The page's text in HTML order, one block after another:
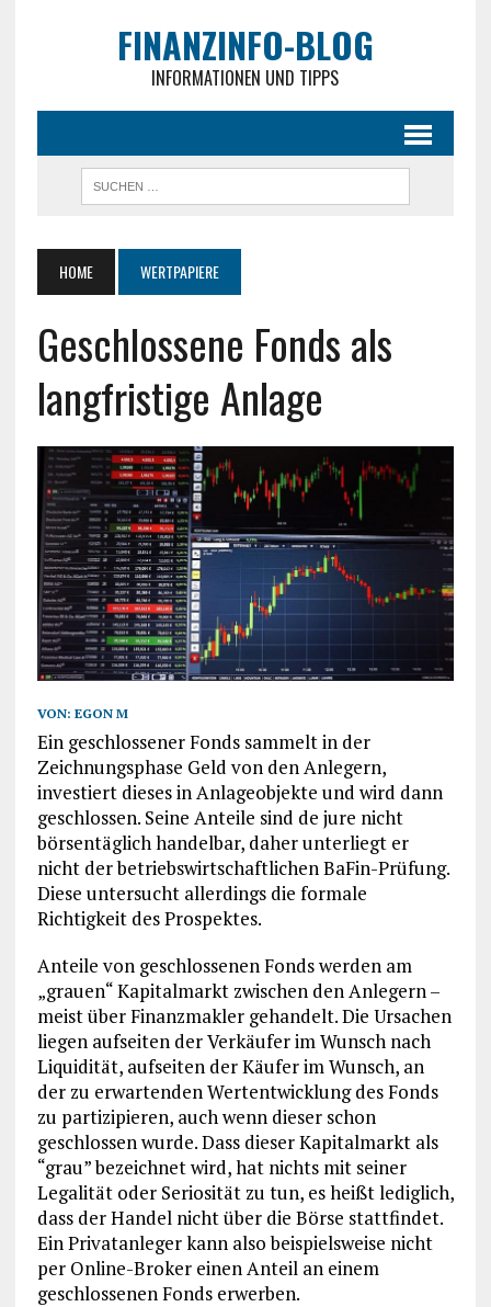
FINANZINFO-BLOG
INFORMATIONEN UND TIPPS
HOME WERTPAPIERE
Geschlossene Fonds als
langfristige Anlage
VON: EGON M
Ein geschlossener Fonds sammelt in der
Zeichnungsphase Geld von den Anlegern,
investiert dieses in Anlageobjekte und wird dann
geschlossen. Seine Anteile sind de jure nicht
börsentäglich handelbar, daher unterliegt er
nicht der betriebswirtschaftlichen BaFin-Prüfung.
Diese untersucht allerdings die formale
Richtigkeit des Prospektes.
Anteile von geschlossenen Fonds werden am
„grauen“ Kapitalmarkt zwischen den Anlegern –
meist über Finanzmakler gehandelt. Die Ursachen
liegen aufseiten der Verkäufer im Wunsch nach
Liquidität, aufseiten der Käufer im Wunsch, an
der zu erwartenden Wertentwicklung des Fonds
zu partizipieren, auch wenn dieser schon
geschlossen wurde. Dass dieser Kapitalmarkt als
“grau” bezeichnet wird, hat nichts mit seiner
Legalität oder Seriosität zu tun, es heißt lediglich,
dass der Handel nicht über die Börse stattfindet.
Ein Privatanleger kann also beispielsweise nicht
per Online-Broker einen Anteil an einem
geschlossenen Fonds erwerben.